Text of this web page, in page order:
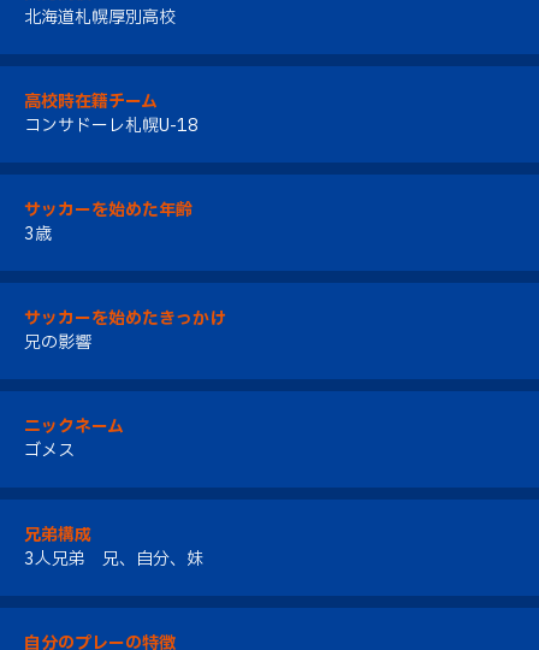
北海道札幌厚別高校
高校時在籍チーム
コンサドーレ札幌U-18
サッカーを始めた年齢
3歳
サッカーを始めたきっかけ
兄の影響
ニックネーム
ゴメス
兄弟構成
3人兄弟 兄、自分、妹
自分のプレーの特徴